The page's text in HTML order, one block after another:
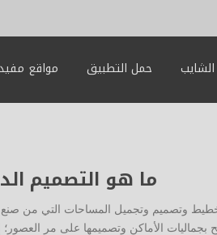
حمل التطبيق مواقع
ما هو التصميم
وتصميم وتجميل المساحات التي من صنع
الأماكن وتصميمها على مر العصور؛